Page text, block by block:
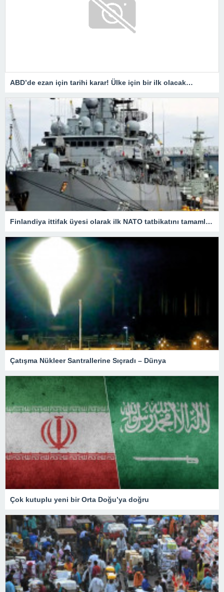
ABD’de ezan için tarihi karar! Ülke için bir ilk olacak…
Finlandiya ittifak üyesi olarak ilk NATO tatbikatını tamamladı
Çatışma Nükleer Santrallerine Sıçradı – Dünya
Çok kutuplu yeni bir Orta Doğu’ya doğru